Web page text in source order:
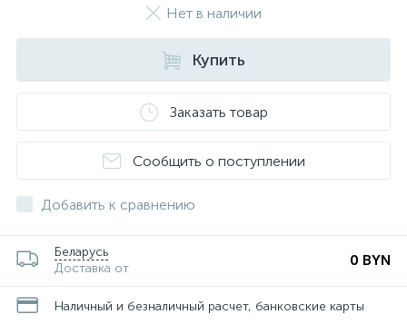
Нет в наличии
Купить
Заказать товар
Сообщить о поступлении
Добавить к сравнению
Беларусь
Доставка от
0 BYN
Наличный и безналичный расчет, банковские карты